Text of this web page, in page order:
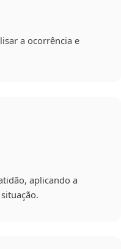
a ocorrência e
aplicando a